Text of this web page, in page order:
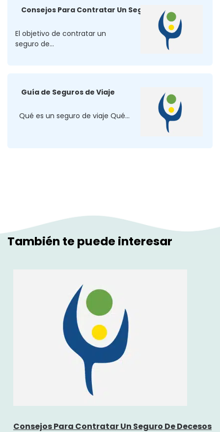
Consejos Para Contratar Un Seguro De Decesos
El objetivo de contratar un
seguro de...
Guía de Seguros de Viaje
Qué es un seguro de viaje Qué...
También te puede interesar
Consejos Para Contratar Un Seguro De Decesos